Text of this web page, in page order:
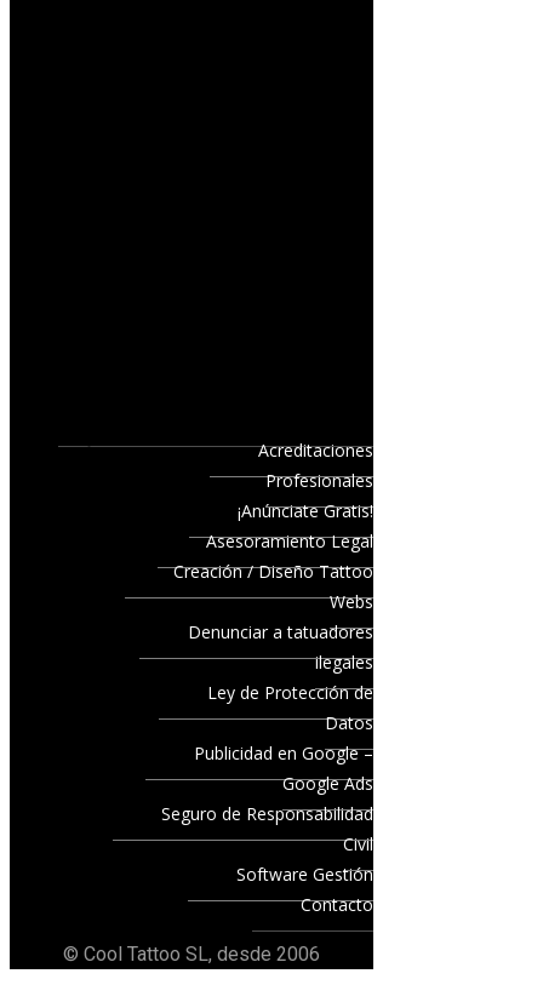
Acreditaciones
Profesionales
¡Anúnciate Gratis!
Asesoramiento Legal
Creación / Diseño Tattoo
Webs
Denunciar a tatuadores
ilegales
Ley de Protección de
Datos
Publicidad en Google –
Google Ads
Seguro de Responsabilidad
Civil
Software Gestión
Contacto
© Cool Tattoo SL, desde 2006